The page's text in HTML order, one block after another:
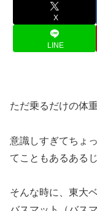
X
LINE
ただ乗るだけの体
意識しすぎてちょ
てこともあるある
そんな時に、東大